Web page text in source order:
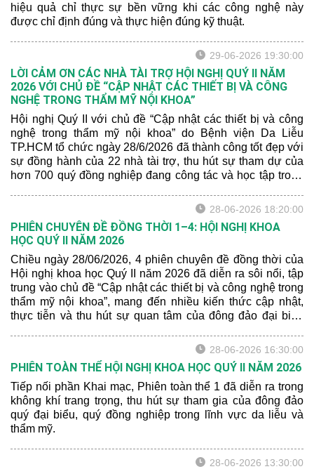
hiệu quả chỉ thực sự bền vững khi các công nghệ này
được chỉ định đúng và thực hiện đúng kỹ thuật.
29-06-2026 19:30:00
LỜI CẢM ƠN CÁC NHÀ TÀI TRỢ HỘI NGHỊ QUÝ II NĂM
2026 VỚI CHỦ ĐỀ “CẬP NHẬT CÁC THIẾT BỊ VÀ CÔNG
NGHỆ TRONG THẨM MỸ NỘI KHOA”
Hội nghị Quý II với chủ đề “Cập nhật các thiết bị và công
nghệ trong thẩm mỹ nội khoa” do Bệnh viện Da Liễu
TP.HCM tổ chức ngày 28/6/2026 đã thành công tốt đẹp với
sự đồng hành của 22 nhà tài trợ, thu hút sự tham dự của
hơn 700 quý đồng nghiệp đang công tác và học tập trong
28-06-2026 18:20:00
PHIÊN CHUYÊN ĐỀ ĐỒNG THỜI 1–4: HỘI NGHỊ KHOA
HỌC QUÝ II NĂM 2026
Chiều ngày 28/06/2026, 4 phiên chuyên đề đồng thời của
Hội nghị khoa học Quý II năm 2026 đã diễn ra sôi nổi, tập
trung vào chủ đề “Cập nhật các thiết bị và công nghệ trong
thẩm mỹ nội khoa”, mang đến nhiều kiến thức cập nhật,
thực tiễn và thu hút sự quan tâm của đông đảo đại biểu
28-06-2026 16:30:00
PHIÊN TOÀN THỂ HỘI NGHỊ KHOA HỌC QUÝ II NĂM 2026
Tiếp nối phần Khai mạc, Phiên toàn thể 1 đã diễn ra trong
không khí trang trọng, thu hút sự tham gia của đông đảo
quý đại biểu, quý đồng nghiệp trong lĩnh vực da liễu và
thẩm mỹ.
28-06-2026 13:30:00